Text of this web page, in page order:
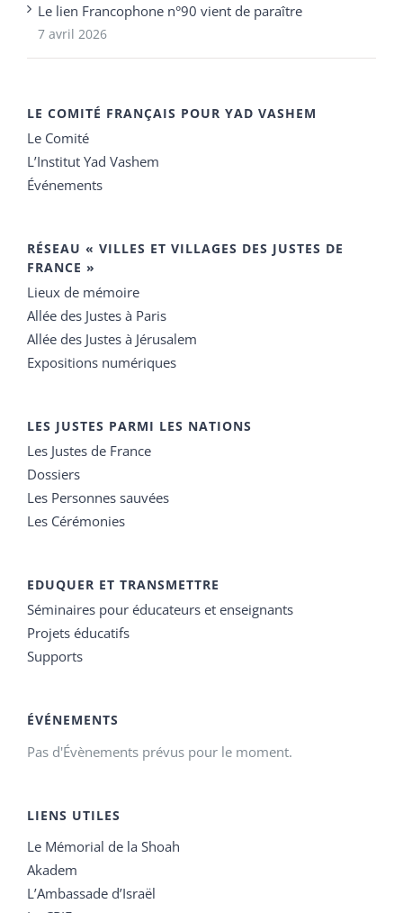
Le lien Francophone n°90 vient de paraître
7 avril 2026
LE COMITÉ FRANÇAIS POUR YAD VASHEM
Le Comité
L’Institut Yad Vashem
Événements
RÉSEAU « VILLES ET VILLAGES DES JUSTES DE
FRANCE »
Lieux de mémoire
Allée des Justes à Paris
Allée des Justes à Jérusalem
Expositions numériques
LES JUSTES PARMI LES NATIONS
Les Justes de France
Dossiers
Les Personnes sauvées
Les Cérémonies
EDUQUER ET TRANSMETTRE
Séminaires pour éducateurs et enseignants
Projets éducatifs
Supports
ÉVÉNEMENTS
Pas d'Évènements prévus pour le moment.
LIENS UTILES
Le Mémorial de la Shoah
Akadem
L’Ambassade d’Israël